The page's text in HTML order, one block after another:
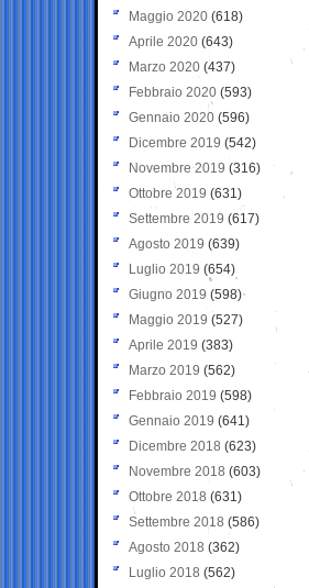
Maggio 2020 (618)
Aprile 2020 (643)
Marzo 2020 (437)
Febbraio 2020 (593)
Gennaio 2020 (596)
Dicembre 2019 (542)
Novembre 2019 (316)
Ottobre 2019 (631)
Settembre 2019 (617)
Agosto 2019 (639)
Luglio 2019 (654)
Giugno 2019 (598)
Maggio 2019 (527)
Aprile 2019 (383)
Marzo 2019 (562)
Febbraio 2019 (598)
Gennaio 2019 (641)
Dicembre 2018 (623)
Novembre 2018 (603)
Ottobre 2018 (631)
Settembre 2018 (586)
Agosto 2018 (362)
Luglio 2018 (562)